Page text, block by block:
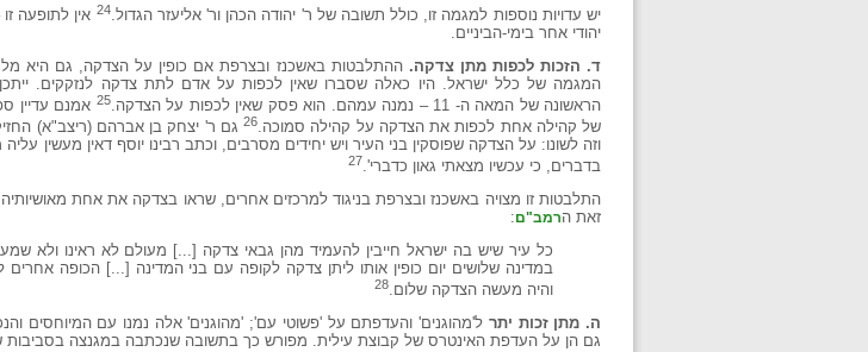
יש עדויות נוספות למגמה זו, כולל תשובה של ר' יהודה הכהן ור' אליעזר הגדול.24 אין לתופעה
יהודי אחר בימי-הביניים.
ד. הזכות לכפות מתן צדקה. ההתלבטות באשכנז ובצרפת אם כופין על הצדקה, גם היא
המגמה של כלל ישראל. היו כאלה שסברו שאין לכפות על אדם לתת צדקה לנזקקים.
הראשונה של המאה ה- 11 – נמנה עמהם. הוא פסק שאין לכפות על הצדקה.
25 אמנם עדיין
של קהילה אחת לכפות את הצדקה על קהילה סמוכה.26גם ר' יצחק בן אברהם (ריצב"א)
וזה לשונו: על הצדקה שפוסקין בני העיר ויש יחידים מסרבים, וכתב רבינו יוסף דאין מעשין
בדברים, כי עכשיו מצאתי גאון כדברי'.27
התלבטות זו מצויה באשכנז ובצרפת בניגוד למרכזים אחרים, שראו בצדקה את אחת
זאת הרמב"ם:
כל עיר שיש בה ישראל חייבין להעמיד מהן גבאי צדקה [...] מעולם לא ראינו ולא
במדינה שלושים יום כופין אותו ליתן צדקה לקופה עם בני המדינה [...] הכופה
והיה מעשה הצדקה שלום.28
ה. מתן זכות יתר ל'מהוגנים' והעדפתם על 'פשוטי עם'; 'מהוגנים' אלה נמנו עם המיוחסים
גם הן על העדפת האינטרס של קבוצת עילית. מפורש כך בתשובה שנכתבה במגנצה בסביבות שנת